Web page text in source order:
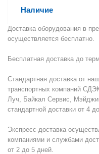
Наличие
Доставка оборудования в
осуществляется бесплатно.
Бесплатная доставка до
Стандартная доставка от
транспортных компаний
Луч, Байкал Сервис,
стандартной доставки от 4
Экспресс-доставка
компаниями и службами
от 2 до 5 дней.